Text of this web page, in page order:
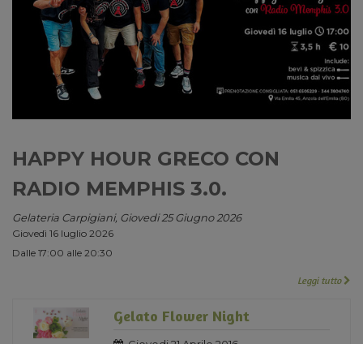
HAPPY HOUR GRECO CON
RADIO MEMPHIS 3.0.
Gelateria Carpigiani, Giovedi 25 Giugno 2026
Giovedì 16 luglio 2026
Dalle 17:00 alle 20:30
Leggi tutto
Gelato Flower Night